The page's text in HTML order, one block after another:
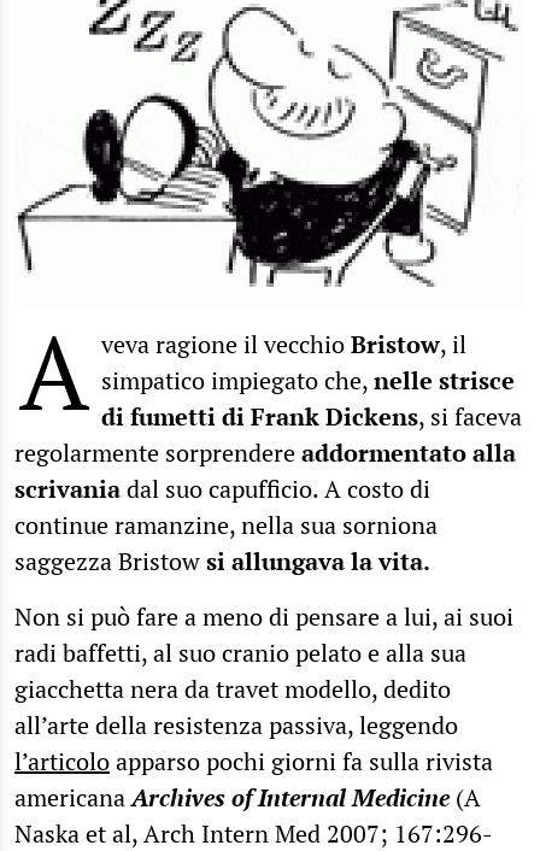
A veva ragione il vecchioBristow, il
simpatico impiegato che,nelle strisce
di fumetti di Frank Dickens, si faceva
regolarmente sorprendereaddormentato alla
scrivaniadal suo capufficio. A costo di
continue ramanzine, nella sua sorniona
saggezza Bristowsi allungava la vita.
Non si può fare a meno di pensare a lui, ai suoi
radi baffetti, al suo cranio pelato e alla sua
giacchetta nera da travet modello, dedito
all’arte della resistenza passiva, leggendo
l’articoloapparso pochi giorni fa sulla rivista
americanaArchives of Internal Medicine(A
Naska et al, Arch Intern Med 2007; 167:296-